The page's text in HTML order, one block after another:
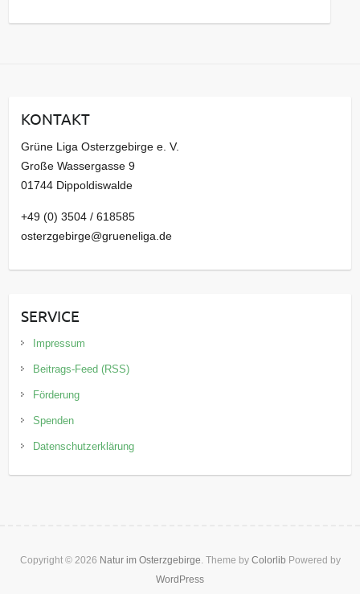
a
v
KONTAKT
Grüne Liga Osterzgebirge e. V.
Große Wassergasse 9
01744 Dippoldiswalde
+49 (0) 3504 / 618585
osterzgebirge@grueneliga.de
SERVICE
Impressum
Beitrags-Feed (RSS)
Förderung
Spenden
Datenschutzerklärung
Copyright © 2026 Natur im Osterzgebirge. Theme by Colorlib Powered by
WordPress